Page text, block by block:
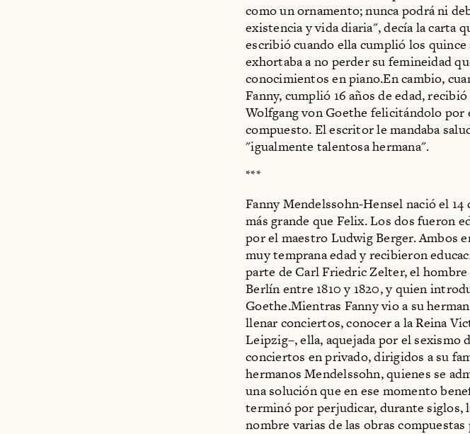
como un ornamento; nunca podrá ni
existencia y vida diaria", decía la carta
escribió cuando ella cumplió los quince
exhortaba a no perder su femineidad
conocimientos en piano.En cambio,
Fanny, cumplió 16 años de edad,
Wolfgang von Goethe felicitándolo
compuesto. El escritor le mandaba
"igualmente talentosa hermana".
***
Fanny Mendelssohn-Hensel nació el
más grande que Felix. Los dos fueron
por el maestro Ludwig Berger. Ambos
muy temprana edad y recibieron
parte de Carl Friedric Zelter, el
Berlín entre 1810 y 1820, y quien
Goethe.Mientras Fanny vio a su
llenar conciertos, conocer a la Reina
Leipzig–, ella, aquejada por el sexismo
conciertos en privado, dirigidos a su
hermanos Mendelssohn, quienes se
una solución que en ese momento
terminó por perjudicar, durante siglos,
nombre varias de las obras